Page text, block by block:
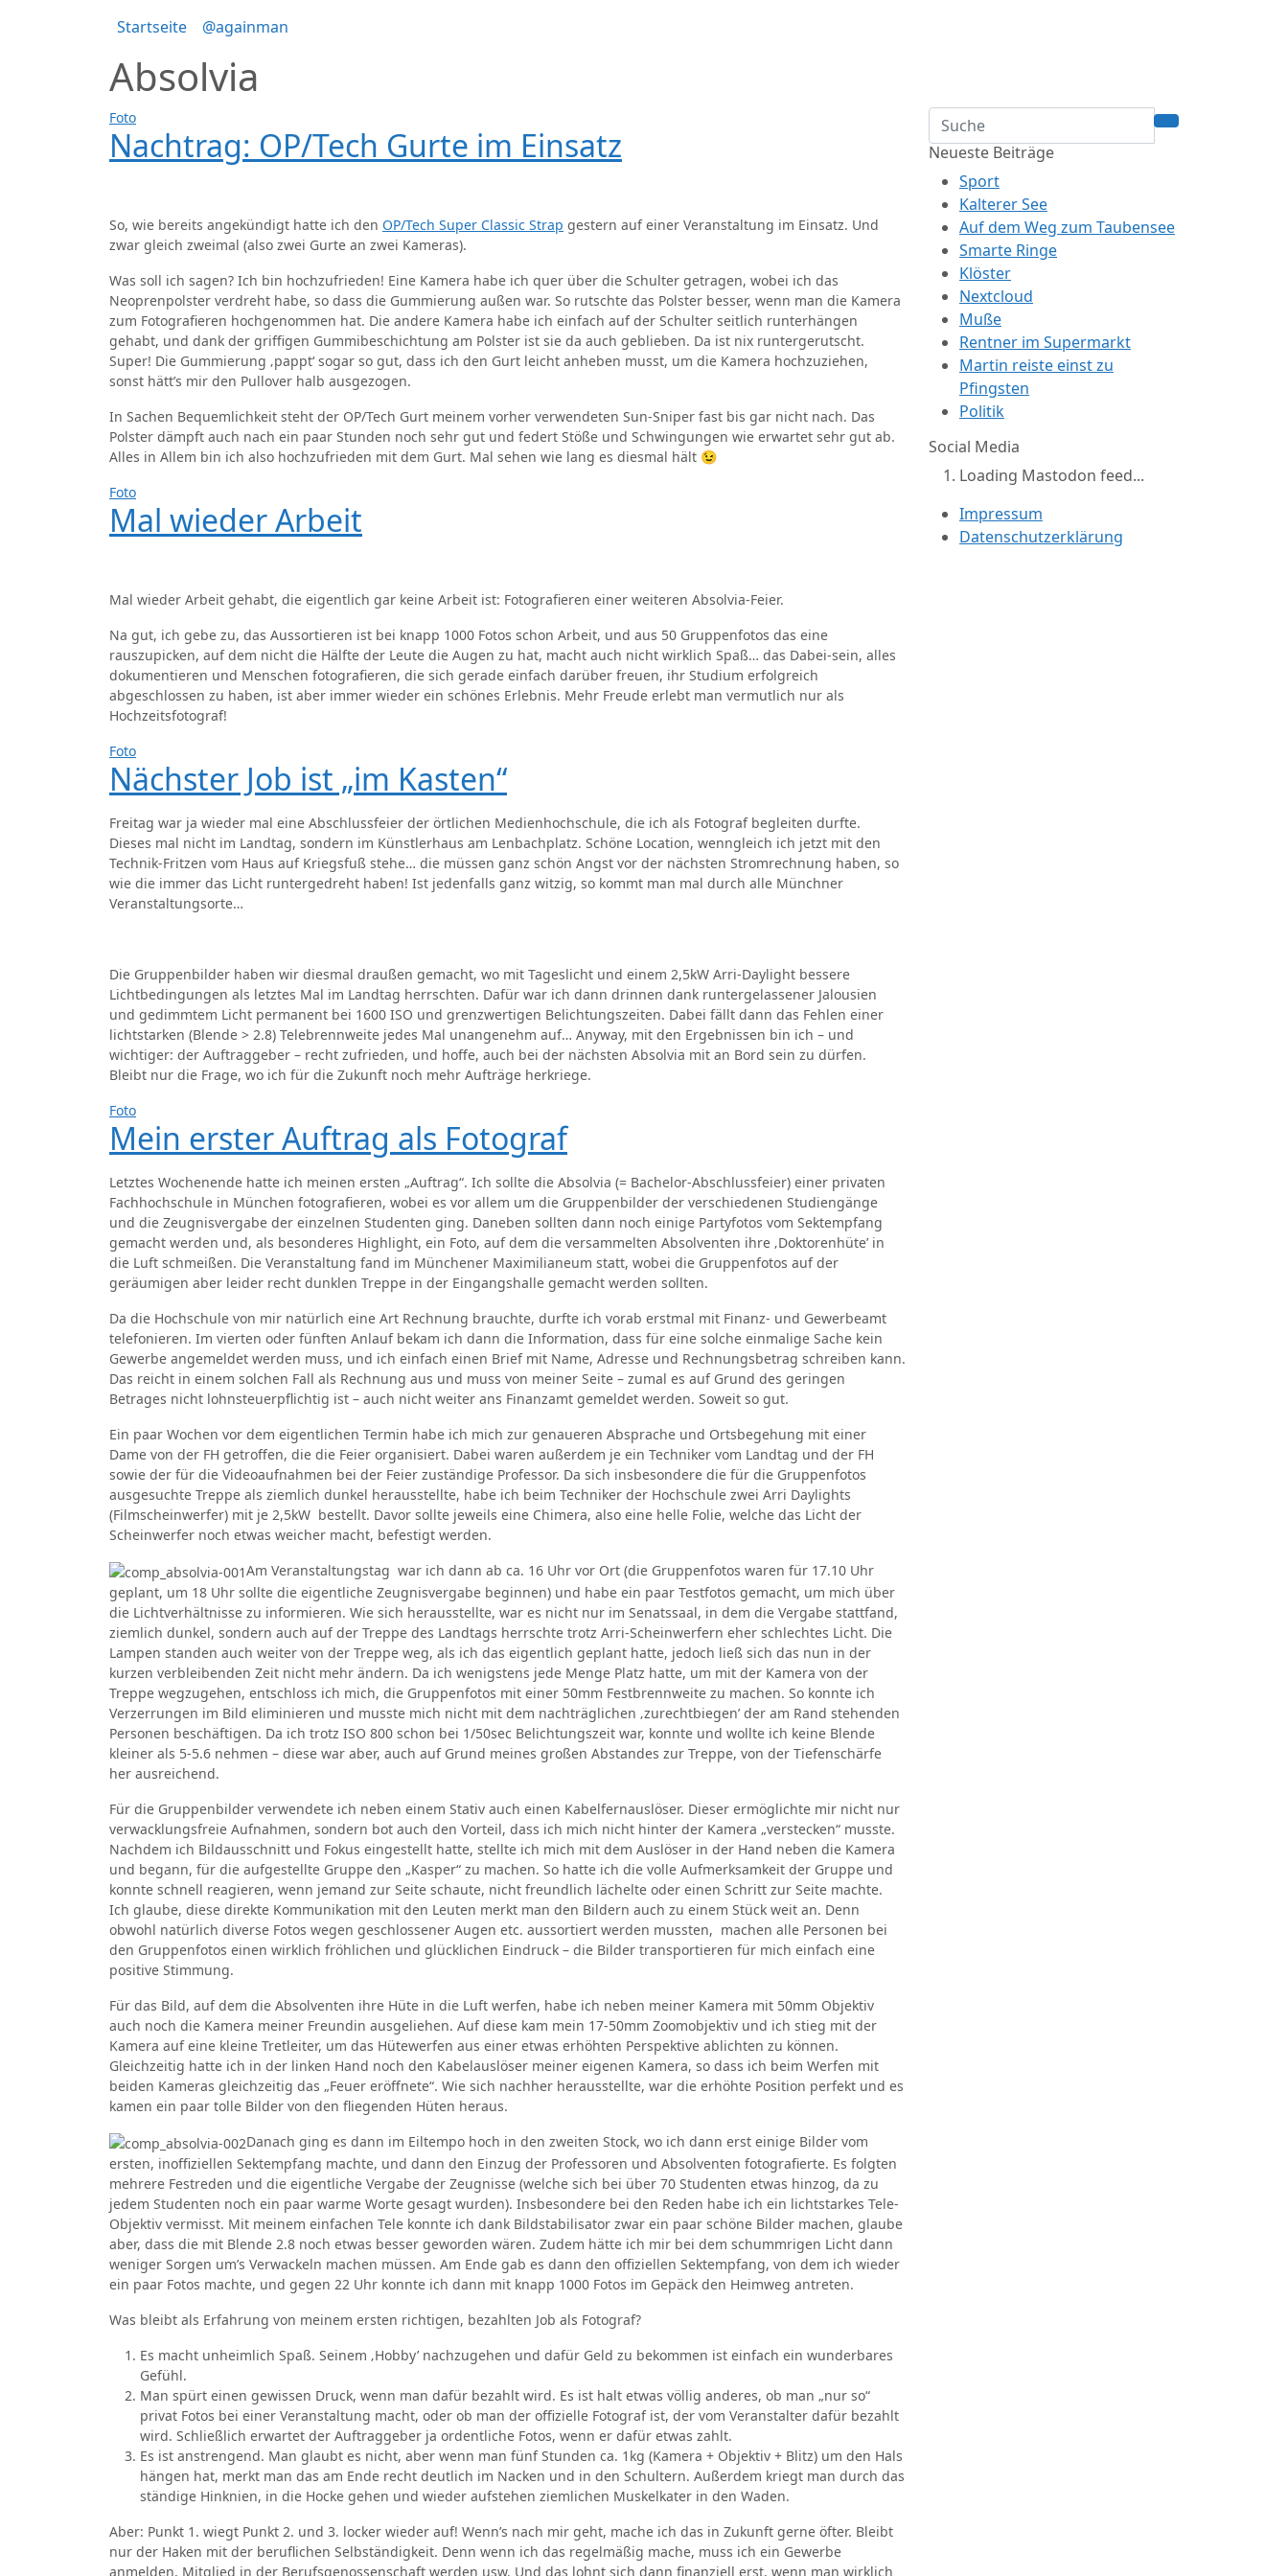
Startseite @againman
Absolvia
Foto
Nachtrag: OP/Tech Gurte im Einsatz
So, wie bereits angekündigt hatte ich den OP/Tech Super Classic Strap gestern auf einer Veranstaltung im Einsatz. Und
zwar gleich zweimal (also zwei Gurte an zwei Kameras).
Was soll ich sagen? Ich bin hochzufrieden! Eine Kamera habe ich quer über die Schulter getragen, wobei ich das
Neoprenpolster verdreht habe, so dass die Gummierung außen war. So rutschte das Polster besser, wenn man die Kamera
zum Fotografieren hochgenommen hat. Die andere Kamera habe ich einfach auf der Schulter seitlich runterhängen
gehabt, und dank der griffigen Gummibeschichtung am Polster ist sie da auch geblieben. Da ist nix runtergerutscht.
Super! Die Gummierung ‚pappt‘ sogar so gut, dass ich den Gurt leicht anheben musst, um die Kamera hochzuziehen,
sonst hätt’s mir den Pullover halb ausgezogen.
In Sachen Bequemlichkeit steht der OP/Tech Gurt meinem vorher verwendeten Sun-Sniper fast bis gar nicht nach. Das
Polster dämpft auch nach ein paar Stunden noch sehr gut und federt Stöße und Schwingungen wie erwartet sehr gut ab.
Alles in Allem bin ich also hochzufrieden mit dem Gurt. Mal sehen wie lang es diesmal hält 😉
Foto
Mal wieder Arbeit
Mal wieder Arbeit gehabt, die eigentlich gar keine Arbeit ist: Fotografieren einer weiteren Absolvia-Feier.
Na gut, ich gebe zu, das Aussortieren ist bei knapp 1000 Fotos schon Arbeit, und aus 50 Gruppenfotos das eine
rauszupicken, auf dem nicht die Hälfte der Leute die Augen zu hat, macht auch nicht wirklich Spaß… das Dabei-sein, alles
dokumentieren und Menschen fotografieren, die sich gerade einfach darüber freuen, ihr Studium erfolgreich
abgeschlossen zu haben, ist aber immer wieder ein schönes Erlebnis. Mehr Freude erlebt man vermutlich nur als
Hochzeitsfotograf!
Foto
Nächster Job ist „im Kasten“
Freitag war ja wieder mal eine Abschlussfeier der örtlichen Medienhochschule, die ich als Fotograf begleiten durfte.
Dieses mal nicht im Landtag, sondern im Künstlerhaus am Lenbachplatz. Schöne Location, wenngleich ich jetzt mit den
Technik-Fritzen vom Haus auf Kriegsfuß stehe… die müssen ganz schön Angst vor der nächsten Stromrechnung haben, so
wie die immer das Licht runtergedreht haben! Ist jedenfalls ganz witzig, so kommt man mal durch alle Münchner
Veranstaltungsorte…
Die Gruppenbilder haben wir diesmal draußen gemacht, wo mit Tageslicht und einem 2,5kW Arri-Daylight bessere
Lichtbedingungen als letztes Mal im Landtag herrschten. Dafür war ich dann drinnen dank runtergelassener Jalousien
und gedimmtem Licht permanent bei 1600 ISO und grenzwertigen Belichtungszeiten. Dabei fällt dann das Fehlen einer
lichtstarken (Blende > 2.8) Telebrennweite jedes Mal unangenehm auf… Anyway, mit den Ergebnissen bin ich – und
wichtiger: der Auftraggeber – recht zufrieden, und hoffe, auch bei der nächsten Absolvia mit an Bord sein zu dürfen.
Bleibt nur die Frage, wo ich für die Zukunft noch mehr Aufträge herkriege.
Foto
Mein erster Auftrag als Fotograf
Letztes Wochenende hatte ich meinen ersten „Auftrag“. Ich sollte die Absolvia (= Bachelor-Abschlussfeier) einer privaten
Fachhochschule in München fotografieren, wobei es vor allem um die Gruppenbilder der verschiedenen Studiengänge
und die Zeugnisvergabe der einzelnen Studenten ging. Daneben sollten dann noch einige Partyfotos vom Sektempfang
gemacht werden und, als besonderes Highlight, ein Foto, auf dem die versammelten Absolventen ihre ‚Doktorenhüte’ in
die Luft schmeißen. Die Veranstaltung fand im Münchener Maximilianeum statt, wobei die Gruppenfotos auf der
geräumigen aber leider recht dunklen Treppe in der Eingangshalle gemacht werden sollten.
Da die Hochschule von mir natürlich eine Art Rechnung brauchte, durfte ich vorab erstmal mit Finanz- und Gewerbeamt
telefonieren. Im vierten oder fünften Anlauf bekam ich dann die Information, dass für eine solche einmalige Sache kein
Gewerbe angemeldet werden muss, und ich einfach einen Brief mit Name, Adresse und Rechnungsbetrag schreiben kann.
Das reicht in einem solchen Fall als Rechnung aus und muss von meiner Seite – zumal es auf Grund des geringen
Betrages nicht lohnsteuerpflichtig ist – auch nicht weiter ans Finanzamt gemeldet werden. Soweit so gut.
Ein paar Wochen vor dem eigentlichen Termin habe ich mich zur genaueren Absprache und Ortsbegehung mit einer
Dame von der FH getroffen, die die Feier organisiert. Dabei waren außerdem je ein Techniker vom Landtag und der FH
sowie der für die Videoaufnahmen bei der Feier zuständige Professor. Da sich insbesondere die für die Gruppenfotos
ausgesuchte Treppe als ziemlich dunkel herausstellte, habe ich beim Techniker der Hochschule zwei Arri Daylights
(Filmscheinwerfer) mit je 2,5kW bestellt. Davor sollte jeweils eine Chimera, also eine helle Folie, welche das Licht der
Scheinwerfer noch etwas weicher macht, befestigt werden.
Am Veranstaltungstag war ich dann ab ca. 16 Uhr vor Ort (die Gruppenfotos waren für 17.10 Uhr
geplant, um 18 Uhr sollte die eigentliche Zeugnisvergabe beginnen) und habe ein paar Testfotos gemacht, um mich über
die Lichtverhältnisse zu informieren. Wie sich herausstellte, war es nicht nur im Senatssaal, in dem die Vergabe stattfand,
ziemlich dunkel, sondern auch auf der Treppe des Landtags herrschte trotz Arri-Scheinwerfern eher schlechtes Licht. Die
Lampen standen auch weiter von der Treppe weg, als ich das eigentlich geplant hatte, jedoch ließ sich das nun in der
kurzen verbleibenden Zeit nicht mehr ändern. Da ich wenigstens jede Menge Platz hatte, um mit der Kamera von der
Treppe wegzugehen, entschloss ich mich, die Gruppenfotos mit einer 50mm Festbrennweite zu machen. So konnte ich
Verzerrungen im Bild eliminieren und musste mich nicht mit dem nachträglichen ‚zurechtbiegen’ der am Rand stehenden
Personen beschäftigen. Da ich trotz ISO 800 schon bei 1/50sec Belichtungszeit war, konnte und wollte ich keine Blende
kleiner als 5-5.6 nehmen – diese war aber, auch auf Grund meines großen Abstandes zur Treppe, von der Tiefenschärfe
her ausreichend.
Für die Gruppenbilder verwendete ich neben einem Stativ auch einen Kabelfernauslöser. Dieser ermöglichte mir nicht nur
verwacklungsfreie Aufnahmen, sondern bot auch den Vorteil, dass ich mich nicht hinter der Kamera „verstecken“ musste.
Nachdem ich Bildausschnitt und Fokus eingestellt hatte, stellte ich mich mit dem Auslöser in der Hand neben die Kamera
und begann, für die aufgestellte Gruppe den „Kasper“ zu machen. So hatte ich die volle Aufmerksamkeit der Gruppe und
konnte schnell reagieren, wenn jemand zur Seite schaute, nicht freundlich lächelte oder einen Schritt zur Seite machte.
Ich glaube, diese direkte Kommunikation mit den Leuten merkt man den Bildern auch zu einem Stück weit an. Denn
obwohl natürlich diverse Fotos wegen geschlossener Augen etc. aussortiert werden mussten, machen alle Personen bei
den Gruppenfotos einen wirklich fröhlichen und glücklichen Eindruck – die Bilder transportieren für mich einfach eine
positive Stimmung.
Für das Bild, auf dem die Absolventen ihre Hüte in die Luft werfen, habe ich neben meiner Kamera mit 50mm Objektiv
auch noch die Kamera meiner Freundin ausgeliehen. Auf diese kam mein 17-50mm Zoomobjektiv und ich stieg mit der
Kamera auf eine kleine Tretleiter, um das Hütewerfen aus einer etwas erhöhten Perspektive ablichten zu können.
Gleichzeitig hatte ich in der linken Hand noch den Kabelauslöser meiner eigenen Kamera, so dass ich beim Werfen mit
beiden Kameras gleichzeitig das „Feuer eröffnete“. Wie sich nachher herausstellte, war die erhöhte Position perfekt und es
kamen ein paar tolle Bilder von den fliegenden Hüten heraus.
Danach ging es dann im Eiltempo hoch in den zweiten Stock, wo ich dann erst einige Bilder vom
ersten, inoffiziellen Sektempfang machte, und dann den Einzug der Professoren und Absolventen fotografierte. Es folgten
mehrere Festreden und die eigentliche Vergabe der Zeugnisse (welche sich bei über 70 Studenten etwas hinzog, da zu
jedem Studenten noch ein paar warme Worte gesagt wurden). Insbesondere bei den Reden habe ich ein lichtstarkes Tele-
Objektiv vermisst. Mit meinem einfachen Tele konnte ich dank Bildstabilisator zwar ein paar schöne Bilder machen, glaube
aber, dass die mit Blende 2.8 noch etwas besser geworden wären. Zudem hätte ich mir bei dem schummrigen Licht dann
weniger Sorgen um’s Verwackeln machen müssen. Am Ende gab es dann den offiziellen Sektempfang, von dem ich wieder
ein paar Fotos machte, und gegen 22 Uhr konnte ich dann mit knapp 1000 Fotos im Gepäck den Heimweg antreten.
Was bleibt als Erfahrung von meinem ersten richtigen, bezahlten Job als Fotograf?
Es macht unheimlich Spaß. Seinem ‚Hobby’ nachzugehen und dafür Geld zu bekommen ist einfach ein wunderbares
Gefühl.
Man spürt einen gewissen Druck, wenn man dafür bezahlt wird. Es ist halt etwas völlig anderes, ob man „nur so“
privat Fotos bei einer Veranstaltung macht, oder ob man der offizielle Fotograf ist, der vom Veranstalter dafür bezahlt
wird. Schließlich erwartet der Auftraggeber ja ordentliche Fotos, wenn er dafür etwas zahlt.
Es ist anstrengend. Man glaubt es nicht, aber wenn man fünf Stunden ca. 1kg (Kamera + Objektiv + Blitz) um den Hals
hängen hat, merkt man das am Ende recht deutlich im Nacken und in den Schultern. Außerdem kriegt man durch das
ständige Hinknien, in die Hocke gehen und wieder aufstehen ziemlichen Muskelkater in den Waden.
Aber: Punkt 1. wiegt Punkt 2. und 3. locker wieder auf! Wenn’s nach mir geht, mache ich das in Zukunft gerne öfter. Bleibt
nur der Haken mit der beruflichen Selbständigkeit. Denn wenn ich das regelmäßig mache, muss ich ein Gewerbe
anmelden, Mitglied in der Berufsgenossenschaft werden usw. Und das lohnt sich dann finanziell erst, wenn man wirklich
Neueste Beiträge
Sport
Kalterer See
Auf dem Weg zum Taubensee
Smarte Ringe
Klöster
Nextcloud
Muße
Rentner im Supermarkt
Martin reiste einst zu
Pfingsten
Politik
Social Media
Loading Mastodon feed...
Impressum
Datenschutzerklärung